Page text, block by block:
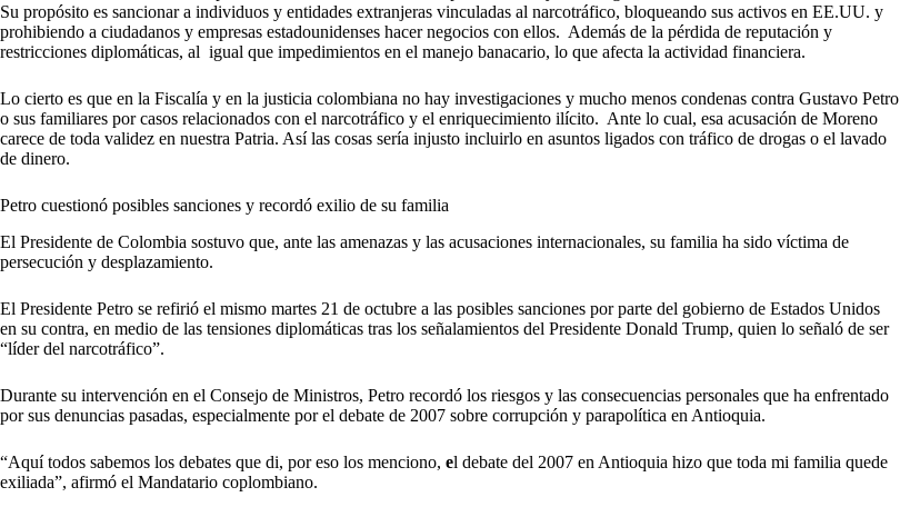
Su propósito es sancionar a individuos y entidades extranjeras vinculadas al narcotráfico, bloqueando sus activos en EE.UU. y
prohibiendo a ciudadanos y empresas estadounidenses hacer negocios con ellos. Además de la pérdida de reputación y
restricciones diplomáticas, al igual que impedimientos en el manejo banacario, lo que afecta la actividad financiera.
Lo cierto es que en la Fiscalía y en la justicia colombiana no hay investigaciones y mucho menos condenas contra Gustavo Petro
o sus familiares por casos relacionados con el narcotráfico y el enriquecimiento ilícito. Ante lo cual, esa acusación de Moreno
carece de toda validez en nuestra Patria. Así las cosas sería injusto incluirlo en asuntos ligados con tráfico de drogas o el lavado
de dinero.
Petro cuestionó posibles sanciones y recordó exilio de su familia
El Presidente de Colombia sostuvo que, ante las amenazas y las acusaciones internacionales, su familia ha sido víctima de
persecución y desplazamiento.
El Presidente Petro se refirió el mismo martes 21 de octubre a las posibles sanciones por parte del gobierno de Estados Unidos
en su contra, en medio de las tensiones diplomáticas tras los señalamientos del Presidente Donald Trump, quien lo señaló de ser
“líder del narcotráfico”.
Durante su intervención en el Consejo de Ministros, Petro recordó los riesgos y las consecuencias personales que ha enfrentado
por sus denuncias pasadas, especialmente por el debate de 2007 sobre corrupción y parapolítica en Antioquia.
“Aquí todos sabemos los debates que di, por eso los menciono, el debate del 2007 en Antioquia hizo que toda mi familia quede
exiliada”, afirmó el Mandatario coplombiano.